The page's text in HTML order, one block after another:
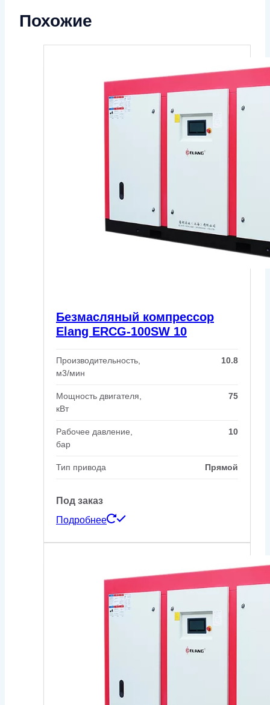
Похожие
Безмасляный компрессор
Elang ERCG-100SW 10
Производительность,
м3/мин
10.8
Мощность двигателя,
кВт
75
Рабочее давление,
бар
10
Тип привода Прямой
Под заказ
Подробнее